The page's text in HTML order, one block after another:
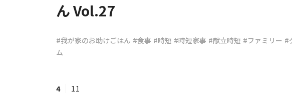
ん Vol.27
#我が家のお助けごはん #食事 #時短 #時短家事 #献立時短 #ファミリー #
ム
4 11